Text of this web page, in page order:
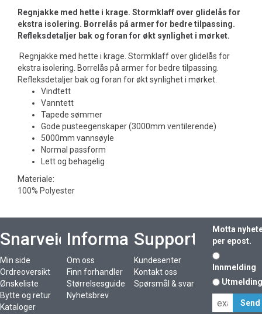
Regnjakke med hette i krage. Stormklaff over glidelås for
ekstra isolering. Borrelås på armer for bedre tilpassing.
Refleksdetaljer bak og foran for økt synlighet i mørket.
Regnjakke med hette i krage. Stormklaff over glidelås for
ekstra isolering. Borrelås på armer for bedre tilpassing.
Refleksdetaljer bak og foran for økt synlighet i mørket.
Vindtett
Vanntett
Tapede sømmer
Gode pusteegenskaper (3000mm ventilerende)
5000mm vannsøyle
Normal passform
Lett og behagelig
Materiale:
100% Polyester
Snarveier
Min side
Ordreoversikt
Ønskeliste
Bytte og retur
Kataloger
Informasjon
Om oss
Finn forhandler
Størrelsesguide
Nyhetsbrev
Support
Kundesenter
Kontakt oss
Spørsmål & svar
Motta
per epost.
Innmelding